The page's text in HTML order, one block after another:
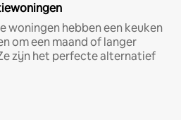
woningen hebben een keuken
om een maand of langer
zijn het perfecte alternatief